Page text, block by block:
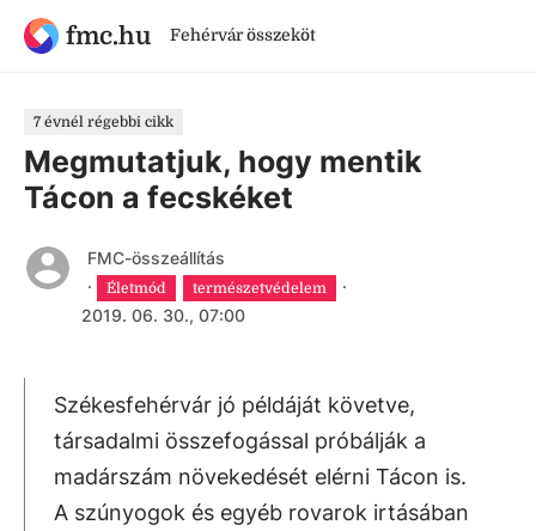
fmc.hu Fehérvár összeköt
7 évnél régebbi cikk
Megmutatjuk, hogy mentik
Tácon a fecskéket
FMC-összeállítás
·
Életmód természetvédelem
·
2019. 06. 30., 07:00
Székesfehérvár jó példáját követve,
társadalmi összefogással próbálják a
madárszám növekedését elérni Tácon is.
A szúnyogok és egyéb rovarok irtásában